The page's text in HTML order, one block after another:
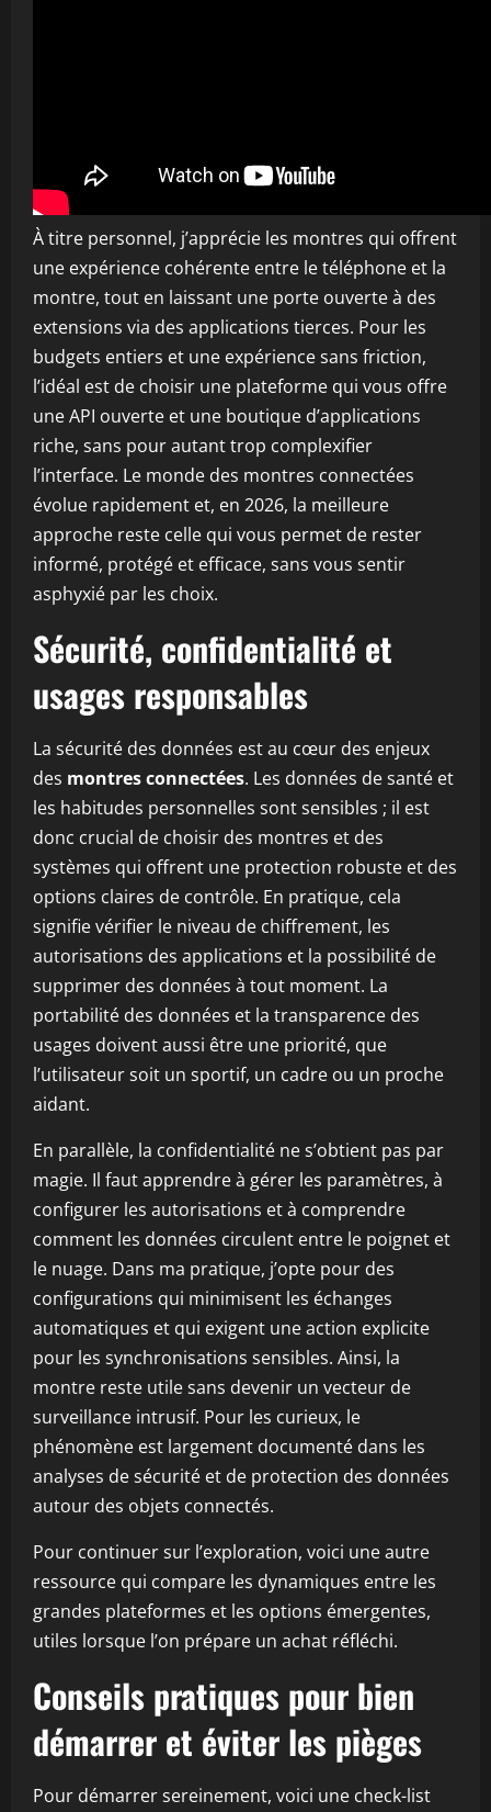
À titre personnel, j’apprécie les montres qui offrent
une expérience cohérente entre le téléphone et la
montre, tout en laissant une porte ouverte à des
extensions via des applications tierces. Pour les
budgets entiers et une expérience sans friction,
l’idéal est de choisir une plateforme qui vous offre
une API ouverte et une boutique d’applications
riche, sans pour autant trop complexifier
l’interface. Le monde des montres connectées
évolue rapidement et, en 2026, la meilleure
approche reste celle qui vous permet de rester
informé, protégé et efficace, sans vous sentir
asphyxié par les choix.
Sécurité, confidentialité et
usages responsables
La sécurité des données est au cœur des enjeux
des montres connectées. Les données de santé et
les habitudes personnelles sont sensibles ; il est
donc crucial de choisir des montres et des
systèmes qui offrent une protection robuste et des
options claires de contrôle. En pratique, cela
signifie vérifier le niveau de chiffrement, les
autorisations des applications et la possibilité de
supprimer des données à tout moment. La
portabilité des données et la transparence des
usages doivent aussi être une priorité, que
l’utilisateur soit un sportif, un cadre ou un proche
aidant.
En parallèle, la confidentialité ne s’obtient pas par
magie. Il faut apprendre à gérer les paramètres, à
configurer les autorisations et à comprendre
comment les données circulent entre le poignet et
le nuage. Dans ma pratique, j’opte pour des
configurations qui minimisent les échanges
automatiques et qui exigent une action explicite
pour les synchronisations sensibles. Ainsi, la
montre reste utile sans devenir un vecteur de
surveillance intrusif. Pour les curieux, le
phénomène est largement documenté dans les
analyses de sécurité et de protection des données
autour des objets connectés.
Pour continuer sur l’exploration, voici une autre
ressource qui compare les dynamiques entre les
grandes plateformes et les options émergentes,
utiles lorsque l’on prépare un achat réfléchi.
Conseils pratiques pour bien
démarrer et éviter les pièges
Pour démarrer sereinement, voici une check-list